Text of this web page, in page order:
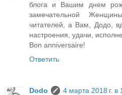
блога и Вашим днем
замечательной
читателей, а Вам, Додо,
настроения, удачи,
Bon anniversaire!
Ответить
Dodo
4 марта 2018 г. в